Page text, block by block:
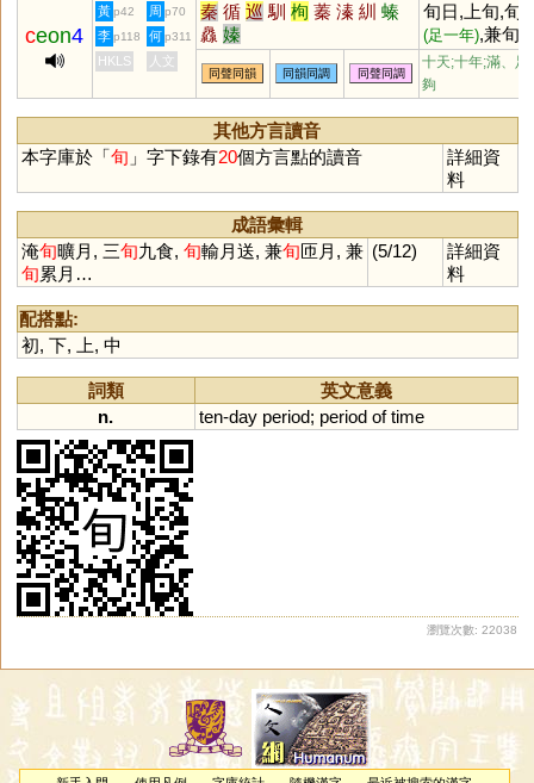
ceon4
黃 p42 周 p70 秦 循 巡 馴 栒 蓁 溱 紃 螓
灥 嫀
旬日,上旬,旬
(足一年),兼旬
十天)
李 p118 何 p311
HKLS 人文
同聲同韻 同韻同調 同聲同調
十天;十年;滿、足
夠
其他方言讀音
本字庫於「旬 」字下錄有20個方言點的讀音
詳細資
料
成語彙輯
淹旬曠月, 三旬九食, 旬輸月送, 兼旬匝月, 兼
旬累月…
(5/12)
詳細資
料
配搭點:
初, 下, 上, 中
詞類
英文意義
n.
ten-day period; period of time
瀏覽次數: 22038